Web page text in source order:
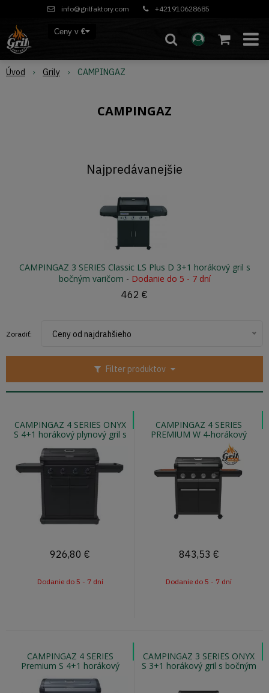
info@grilfaktory.com +421910628685
Ceny v €
Úvod Grily CAMPINGAZ
CAMPINGAZ
Najpredávanejšie
CAMPINGAZ 3 SERIES Classic LS Plus D 3+1 horákový gril s
bočným varičom - Dodanie do 5 - 7 dní
462 €
Filter produktov
Zoradiť: Ceny od najdrahšieho
CAMPINGAZ 4 SERIES ONYX
S 4+1 horákový plynový gril s
bočným varičom a
podsvietením
926,80 €
Dodanie do 5 - 7 dní
CAMPINGAZ 4 SERIES
PREMIUM W 4-horákový
843,53 €
Dodanie do 5 - 7 dní
CAMPINGAZ 4 SERIES
Premium S 4+1 horákový
varičom
CAMPINGAZ 3 SERIES ONYX
S 3+1 horákový gril s bočným
varičom a podsvietenými